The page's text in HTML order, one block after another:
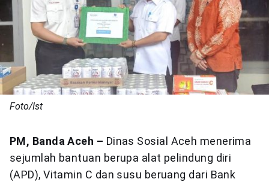
Foto/Ist
PM, Banda Aceh – Dinas Sosial Aceh menerima
sejumlah bantuan berupa alat pelindung diri
(APD), Vitamin C dan susu beruang dari Bank